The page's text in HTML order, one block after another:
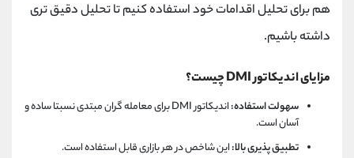
هم برای تحلیل اقدامات خود استفاده کنیم تا تحلیل دقیق تری
داشته باشیم.
مزایای اندیکاتور DMI چیست؟
سهولت استفاده:
اندیکاتور DMI برای معامله گران مبتدی نسبتا ساده و
آسان است.
تطبیق پذیری بالا:این شاخص در هر بازاری قابل استفاده است.